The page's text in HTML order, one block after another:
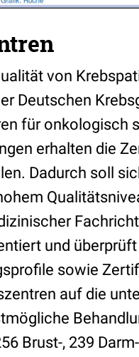
von
Deutschen
für onkologisch
erhalten die
Dadurch soll
und
sowie
auf die
Brust-, 239